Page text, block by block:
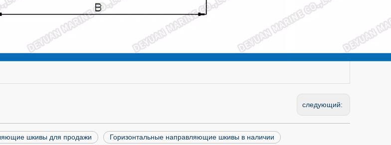
следующий:
шкивы для продажи Горизонтальные направляющие шкивы в наличии